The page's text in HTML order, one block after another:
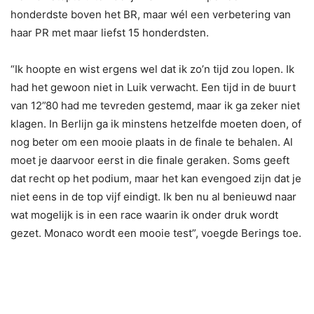
honderdste boven het BR, maar wél een verbetering van
haar PR met maar liefst 15 honderdsten.
“Ik hoopte en wist ergens wel dat ik zo’n tijd zou lopen. Ik
had het gewoon niet in Luik verwacht. Een tijd in de buurt
van 12”80 had me tevreden gestemd, maar ik ga zeker niet
klagen. In Berlijn ga ik minstens hetzelfde moeten doen, of
nog beter om een mooie plaats in de finale te behalen. Al
moet je daarvoor eerst in die finale geraken. Soms geeft
dat recht op het podium, maar het kan evengoed zijn dat je
niet eens in de top vijf eindigt. Ik ben nu al benieuwd naar
wat mogelijk is in een race waarin ik onder druk wordt
gezet. Monaco wordt een mooie test”, voegde Berings toe.